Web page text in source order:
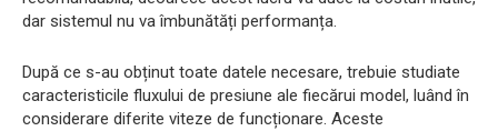
dar sistemul nu va îmbunătăți performanța.
După ce s-au obținut toate datele necesare, trebuie studiate
caracteristicile fluxului de presiune ale fiecărui model, luând în
considerare diferite viteze de funcționare. Aceste